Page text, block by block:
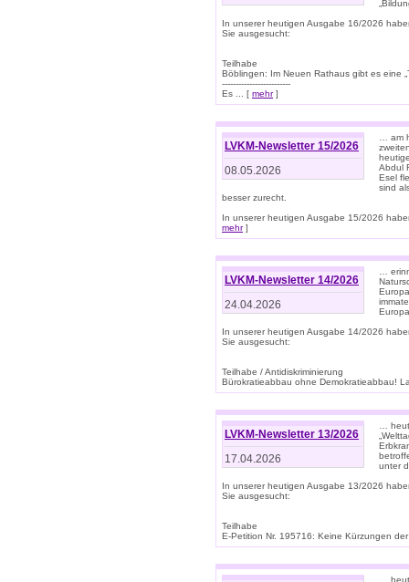
In unserer heutigen Ausgabe 16/2026
Sie ausgesucht:
Teilhabe
Böblingen: Im Neuen Rathaus gibt es eine
-------------------------
Es ... [ mehr]
LVKM-Newsletter 15/2026
08.05.2026
… am
Abdul
Esel
sind
besser zurecht.
In unserer heutigen Ausgabe 15/2026
mehr]
LVKM-Newsletter 14/2026
24.04.2026
…
In unserer heutigen Ausgabe 14/2026
Sie ausgesucht:
Teilhabe / Antidiskriminierung
Bürokratieabbau ohne Demokratieabbau!
LVKM-Newsletter 13/2026
17.04.2026
…
unter
In unserer heutigen Ausgabe 13/2026
Sie ausgesucht:
Teilhabe
E-Petition Nr. 195716: Keine Kürzungen
…